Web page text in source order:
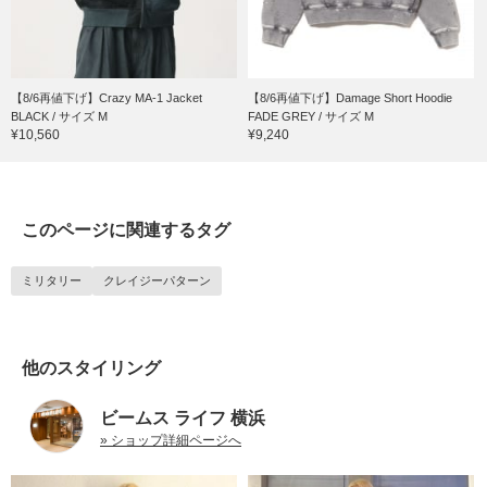
【8/6再値下げ】Crazy MA-1 Jacket
BLACK / サイズ M
¥10,560
【8/6再値下げ】Damage Short Hoodie
FADE GREY / サイズ M
¥9,240
このページに関連するタグ
ミリタリー クレイジーパターン
他のスタイリング
ビームス ライフ 横浜
» ショップ詳細ページへ